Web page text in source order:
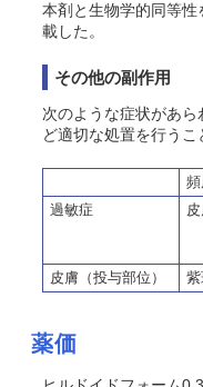
本剤と生物学的同等
載した。
その他の副作用
次のような症状があ
ど適切な処置を行うこ
頻
過敏症
皮膚（投与部位）
薬価